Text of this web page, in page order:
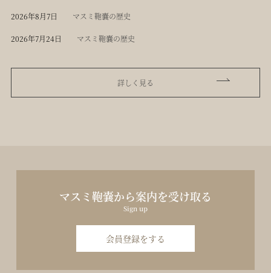
2026年8月7日 マスミ鞄嚢の歴史
2026年7月24日 マスミ鞄嚢の歴史
詳しく見る
マスミ鞄嚢から案内を受け取る
Sign up
会員登録をする